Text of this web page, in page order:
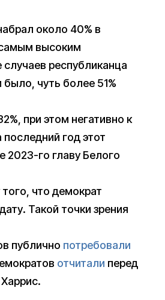
около 40% в
самым высоким
республиканца
чуть более 51%
при этом негативно к
год этот
2023-го главу Белого
что демократ
Такой точки зрения
публично потребовали
отчитали перед